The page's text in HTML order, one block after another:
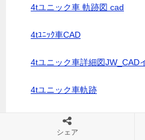
4tユニック車 軌跡図 cad
4tﾕﾆｯｸ車CAD
4tユニック車詳細図JW_CAD
4tユニック車軌跡
4ｔロング箱バンcad
シェア